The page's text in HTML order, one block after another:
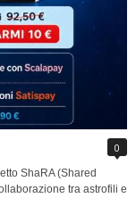
0
ShaRA (Shared
tra astrofili e